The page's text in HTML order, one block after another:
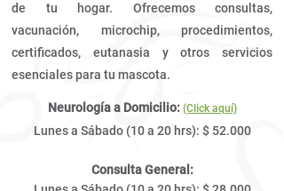
de tu hogar. Ofrecemos consultas,
vacunación, microchip, procedimientos,
certificados, eutanasia y otros servicios
esenciales para tu mascota.
Neurología a Domicilio: (Click aquí)
Lunes a Sábado (10 a 20 hrs): $ 52.000
Consulta General: